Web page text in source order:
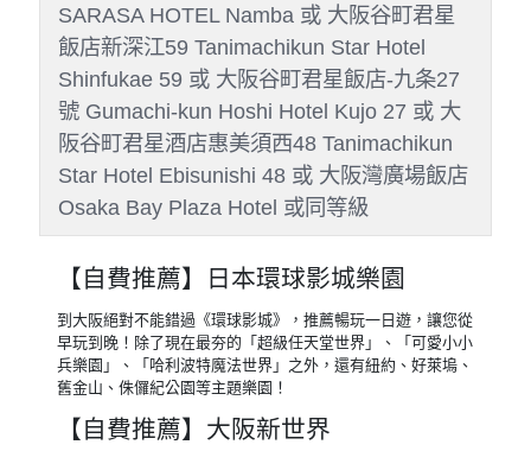
SARASA HOTEL Namba 或 大阪谷町君星
飯店新深江59 Tanimachikun Star Hotel
Shinfukae 59 或 大阪谷町君星飯店-九条27
號 Gumachi-kun Hoshi Hotel Kujo 27 或 大
阪谷町君星酒店惠美須西48 Tanimachikun
Star Hotel Ebisunishi 48 或 大阪灣廣場飯店
Osaka Bay Plaza Hotel 或同等級
【自費推薦】日本環球影城樂園
到大阪絕對不能錯過《環球影城》，推薦暢玩一日遊，讓您從
早玩到晚！除了現在最夯的「超級任天堂世界」、「可愛小小
兵樂園」、「哈利波特魔法世界」之外，還有紐約、好萊塢、
舊金山、侏儸紀公園等主題樂園！
【自費推薦】大阪新世界